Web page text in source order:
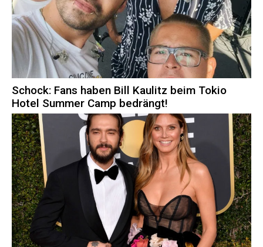
Schock: Fans haben Bill Kaulitz beim Tokio
Hotel Summer Camp bedrängt!